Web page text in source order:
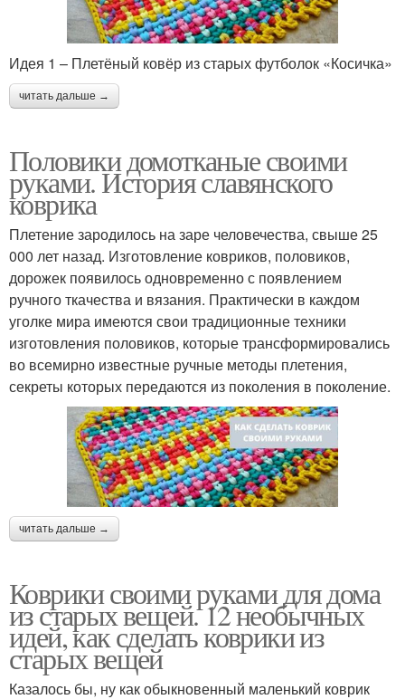
Идея 1 – Плетёный ковёр из старых футболок «Косичка»
читать дальше →
Половики домотканые своими
руками. История славянского
коврика
Плетение зародилось на заре человечества, свыше 25
000 лет назад. Изготовление ковриков, половиков,
дорожек появилось одновременно с появлением
ручного ткачества и вязания. Практически в каждом
уголке мира имеются свои традиционные техники
изготовления половиков, которые трансформировались
во всемирно известные ручные методы плетения,
секреты которых передаются из поколения в поколение.
читать дальше →
Коврики своими руками для дома
из старых вещей. 12 необычных
идей, как сделать коврики из
старых вещей
Казалось бы, ну как обыкновенный маленький коврик